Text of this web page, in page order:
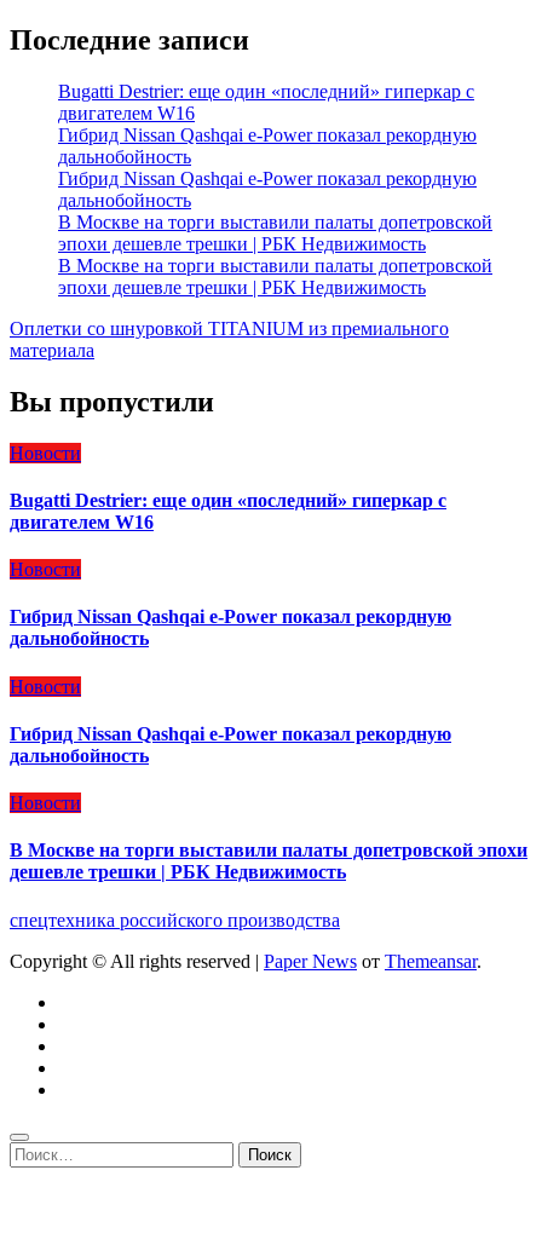
Последние записи
Bugatti Destrier: еще один «последний» гиперкар с
двигателем W16
Гибрид Nissan Qashqai e-Power показал рекордную
дальнобойность
Гибрид Nissan Qashqai e-Power показал рекордную
дальнобойность
В Москве на торги выставили палаты допетровской
эпохи дешевле трешки | РБК Недвижимость
В Москве на торги выставили палаты допетровской
эпохи дешевле трешки | РБК Недвижимость
Оплетки со шнуровкой TITANIUM из премиального
материала
Вы пропустили
Новости
Bugatti Destrier: еще один «последний» гиперкар с
двигателем W16
Новости
Гибрид Nissan Qashqai e-Power показал рекордную
дальнобойность
Новости
Гибрид Nissan Qashqai e-Power показал рекордную
дальнобойность
Новости
В Москве на торги выставили палаты допетровской эпохи
дешевле трешки | РБК Недвижимость
спецтехника российского производства
Copyright © All rights reserved | Paper News от Themeansar.
Найти: